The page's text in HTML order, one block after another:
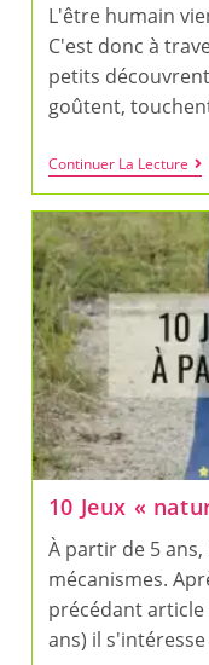
L'être humain
C'est donc à
petits
goûtent,
Continuer La Lecture5
Jeux
«
À
1-
3
10 Jeux «
À partir de 5
mécanismes.
précédant article
ans) il